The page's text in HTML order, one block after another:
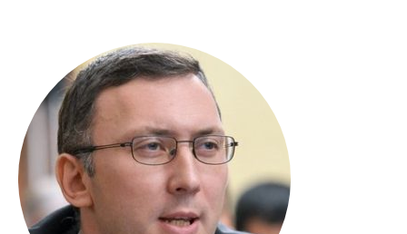
Научные подразделения
Администрация
Сотрудники
Отчетность
Противодействие коррупции